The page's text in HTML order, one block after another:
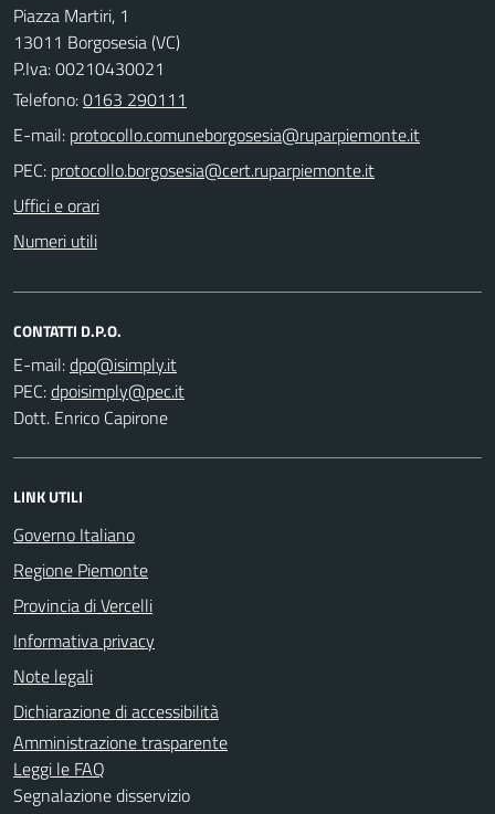
Piazza Martiri, 1
13011 Borgosesia (VC)
P.Iva: 00210430021
Telefono:0163 290111
E-mail:
PEC:
Uffici e orari
Numeri utili
CONTATTI D.P.O.
E-mail:
PEC:
Dott. Enrico Capirone
LINK UTILI
Governo Italiano
Regione Piemonte
Provincia di Vercelli
Informativa privacy
Note legali
Dichiarazione di accessibilità
Amministrazione trasparente
Leggi le FAQ
Segnalazione disservizio